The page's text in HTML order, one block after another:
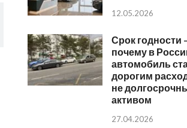
12.05.2026
Срок годности
почему в
автомобиль
дорогим
не
активом
27.04.2026